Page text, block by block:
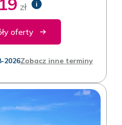
zł i
oferty
2026Zobacz inne terminy